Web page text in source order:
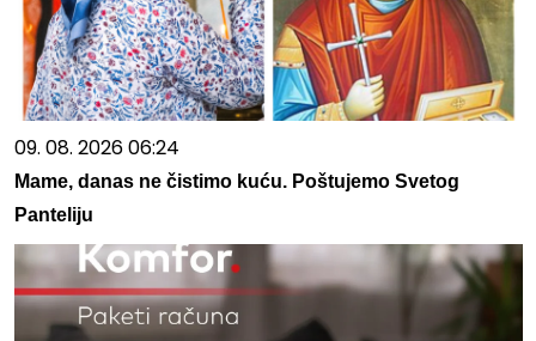
09. 08. 2026 06:24
Mame, danas ne čistimo kuću. Poštujemo Svetog
Panteliju